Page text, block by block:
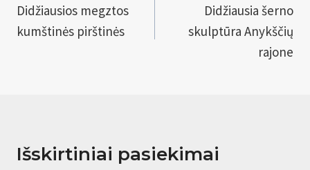
tarp
įrašų
Didžiausios megztos
kumštinės pirštinės
Didžiausia šerno
skulptūra Anykščių
rajone
Išskirtiniai pasiekimai